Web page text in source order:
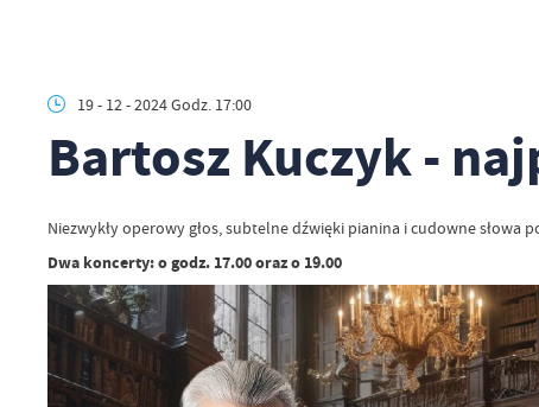
19 - 12 - 2024 Godz. 17:00
Bartosz Kuczyk -
Niezwykły operowy głos, subtelne dźwięki pianina i cudowne
Dwa koncerty: o godz. 17.00 oraz o 19.00